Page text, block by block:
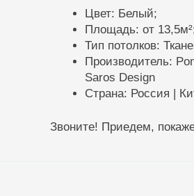
Цвет: Белый;
Площадь: от
Тип потолков:
Производитель:
Saros Design
Страна: Россия |
Звоните! Приедем,